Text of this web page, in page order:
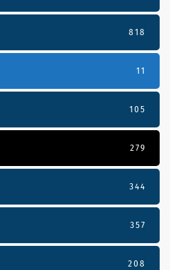
818
11
105
279
344
357
208